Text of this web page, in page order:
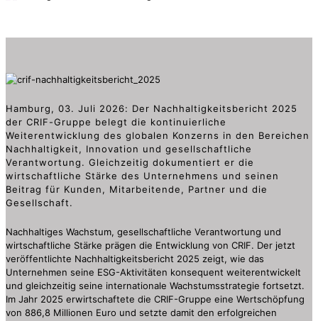
Hamburg, 03. Juli 2026: Der Nachhaltigkeitsbericht 2025
der CRIF-Gruppe belegt die kontinuierliche
Weiterentwicklung des globalen Konzerns in den Bereichen
Nachhaltigkeit, Innovation und gesellschaftliche
Verantwortung. Gleichzeitig dokumentiert er die
wirtschaftliche Stärke des Unternehmens und seinen
Beitrag für Kunden, Mitarbeitende, Partner und die
Gesellschaft.
Nachhaltiges Wachstum, gesellschaftliche Verantwortung und
wirtschaftliche Stärke prägen die Entwicklung von CRIF. Der jetzt
veröffentlichte Nachhaltigkeitsbericht 2025 zeigt, wie das
Unternehmen seine ESG-Aktivitäten konsequent weiterentwickelt
und gleichzeitig seine internationale Wachstumsstrategie fortsetzt.
Im Jahr 2025 erwirtschaftete die CRIF-Gruppe eine Wertschöpfung
von 886,8 Millionen Euro und setzte damit den erfolgreichen